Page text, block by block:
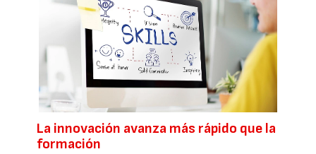
La innovación avanza más rápido que la
formación